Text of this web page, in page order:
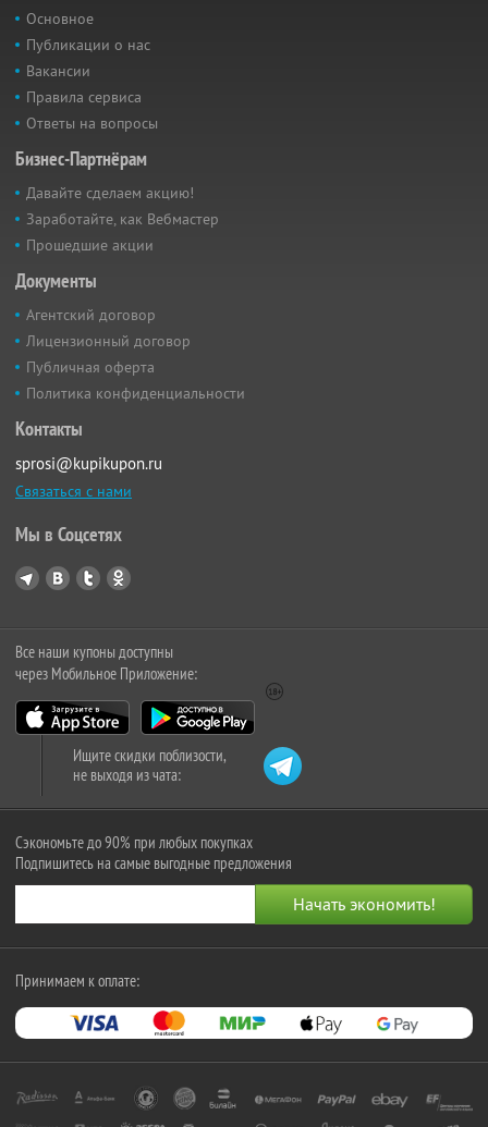
Основное
Публикации о нас
Вакансии
Правила сервиса
Ответы на вопросы
Бизнес-Партнёрам
Давайте сделаем акцию!
Заработайте, как Вебмастер
Прошедшие акции
Документы
Агентский договор
Лицензионный договор
Публичная оферта
Политика конфиденциальности
Контакты
sprosi@kupikupon.ru
Связаться с нами
Мы в Соцсетях
Все наши купоны доступны
через Мобильное Приложение:
Ищите скидки поблизости,
не выходя из чата:
Сэкономьте до 90% при любых покупках
Подпишитесь на самые выгодные предложения
Принимаем к оплате: